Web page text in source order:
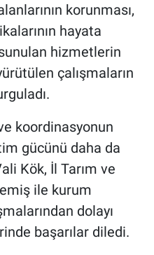
korunması,
hayata
hizmetlerin
çalışmaların
koordinasyonun
gücünü daha da
Kök, İl Tarım ve
ile kurum
dolayı
başarılar diledi.